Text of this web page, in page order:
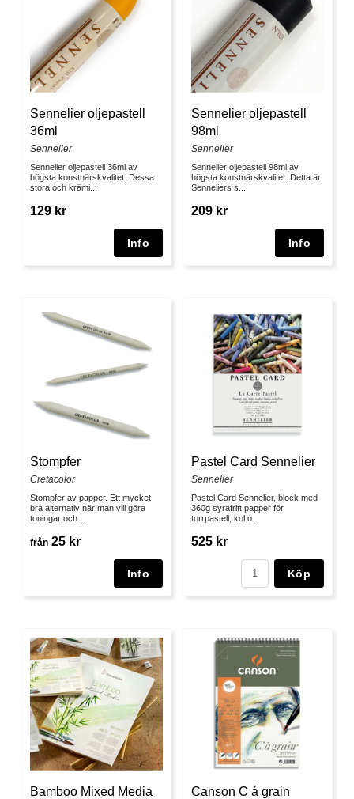
Sennelier oljepastell
36ml
Sennelier
Sennelier oljepastell 36ml av
högsta konstnärskvalitet. Dessa
stora och krämi...
129 kr
Sennelier oljepastell
98ml
Sennelier
Sennelier oljepastell 98ml av
högsta konstnärskvalitet. Detta är
Senneliers s...
209 kr
Stompfer
Cretacolor
Stompfer av papper. Ett mycket
bra alternativ när man vill göra
toningar och ...
från 25 kr
Pastel Card Sennelier
Sennelier
Pastel Card Sennelier, block med
360g syrafritt papper för
torrpastell, kol o...
525 kr
Köp
Bamboo Mixed Media
Canson C á grain